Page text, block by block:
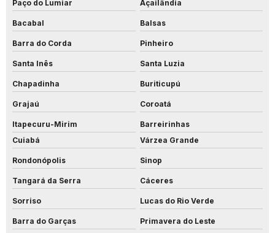
Paço do Lumiar Açailândia
Bacabal Balsas
Barra do Corda Pinheiro
Santa Inês Santa Luzia
Chapadinha Buriticupú
Grajaú Coroatá
Itapecuru-Mirim
Barreirinhas
Cuiabá
Várzea Grande
Rondonópolis Sinop
Tangará da Serra Cáceres
Sorriso Lucas do Rio Verde
Barra do Garças Primavera do Leste